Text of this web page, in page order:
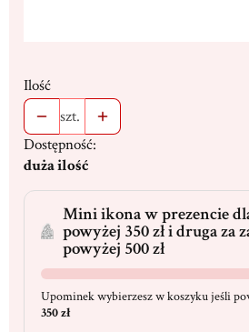
Ilość
szt.
Dostępność:
duża ilość
Mini ikona w prezencie
powyżej 350 zł i druga za
powyżej 500 zł
Upominek wybierzesz w koszyku jeśli
350 zł